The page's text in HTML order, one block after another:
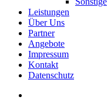
Leistungen
Über Uns
Partner
Angebote
Impressum
Kontakt
Datenschutz